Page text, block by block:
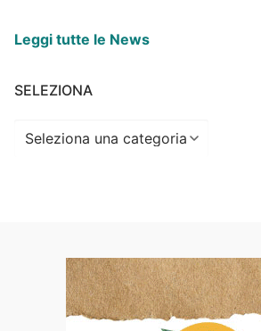
Leggi tutte le News
SELEZIONA
Seleziona